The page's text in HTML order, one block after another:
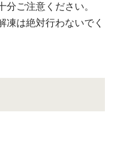
ご注意ください。
は絶対行わないでく